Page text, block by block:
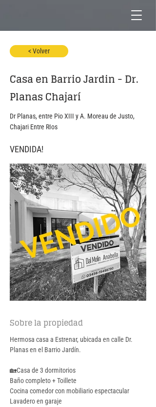
< Volver
Casa en Barrio Jardin - Dr.
Planas Chajarí
Dr Planas, entre Pio XIII y A. Moreau de Justo,
Chajari Entre RIos
VENDIDA!
Sobre la propiedad
Hermosa casa a Estrenar, ubicada en calle Dr.
Planas en el Barrio Jardín.
🏡Casa de 3 dormitorios
Baño completo + Toillete
Cocina comedor con mobiliario espectacular
Lavadero en garaje